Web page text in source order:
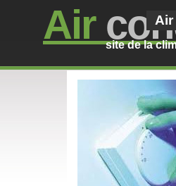
Air site de la